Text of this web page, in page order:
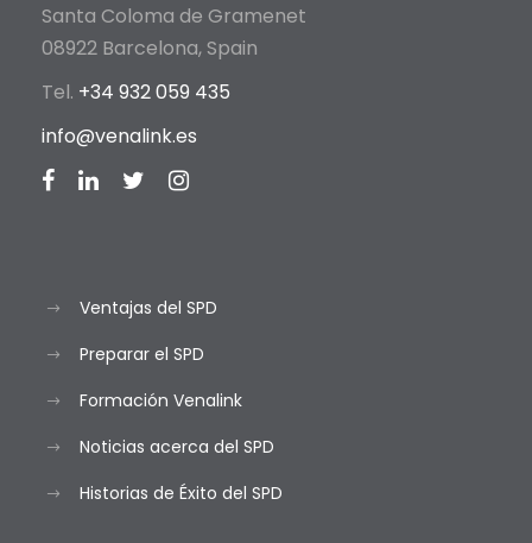
Santa Coloma de Gramenet
08922 Barcelona, Spain
Tel. +34 932 059 435
info@venalink.es
Ventajas del SPD
Preparar el SPD
Formación Venalink
Noticias acerca del SPD
Historias de Éxito del SPD